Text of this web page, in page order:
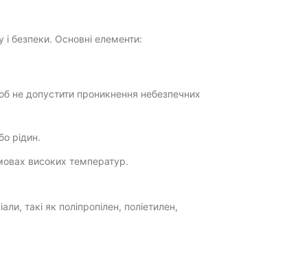
безпеки. Основні елементи:
не допустити проникнення небезпечних
рідин.
високих температур.
такі як поліпропілен, поліетилен,